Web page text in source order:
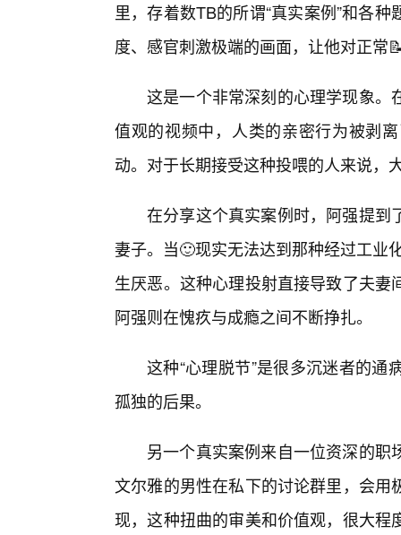
里，存着数TB的所谓“真实案例”和各
度、感官刺激极端的画面，让他对正常
这是一个非常深刻的心理学现象。
值观的视频中，人类的亲密行为被剥
动。对于长期接受这种投喂的人来说，
在分享这个真实案例时，阿强提到
妻子。当🙂现实无法达到那种经过工业
生厌恶。这种心理投射直接导致了夫
阿强则在愧疚与成瘾之间不断挣扎。
这种“心理脱节”是很多沉迷者的
孤独的后果。
另一个真实案例来自一位资深的
文尔雅的男性在私下的讨论群里，会
现，这种扭曲的审美和价值观，很大